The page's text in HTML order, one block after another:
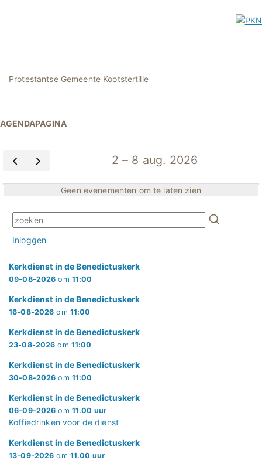
Protestantse Gemeente Kootstertille
AGENDAPAGINA
2 – 8 aug. 2026
Geen evenementen om te laten zien
Inloggen
Kerkdienst in de Benedictuskerk
09-08-2026 om 11:00
Kerkdienst in de Benedictuskerk
16-08-2026 om 11:00
Kerkdienst in de Benedictuskerk
23-08-2026 om 11:00
Kerkdienst in de Benedictuskerk
30-08-2026 om 11:00
Kerkdienst in de Benedictuskerk
06-09-2026 om 11.00 uur
Koffiedrinken voor de dienst
Kerkdienst in de Benedictuskerk
13-09-2026 om 11.00 uur